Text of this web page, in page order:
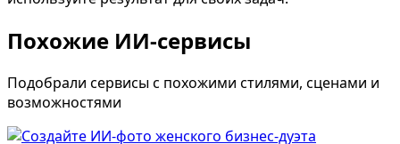
Похожие ИИ-сервисы
Подобрали сервисы с похожими стилями, сценами и
возможностями